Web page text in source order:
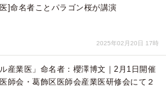
]命名者ことパラゴン桜が講演
2025年02月20日 17時
ル産業医」命名者：櫻澤博文｜2月1日開催
師会・葛飾区医師会産業医研修会にて２